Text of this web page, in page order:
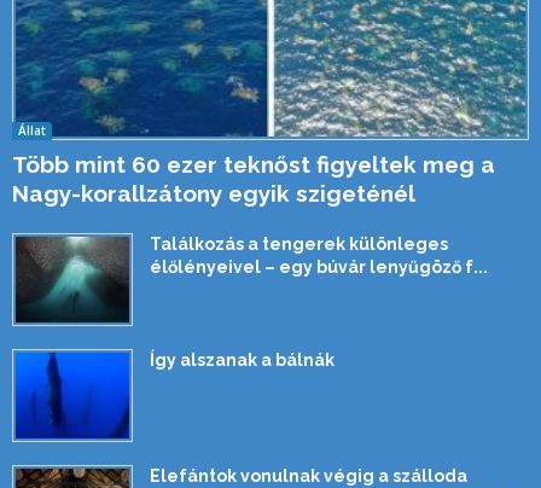
Állat
Több mint 60 ezer teknőst figyeltek meg a
Nagy-korallzátony egyik szigeténél
Találkozás a tengerek különleges
élőlényeivel – egy búvár lenyűgöző f...
Így alszanak a bálnák
Elefántok vonulnak végig a szálloda